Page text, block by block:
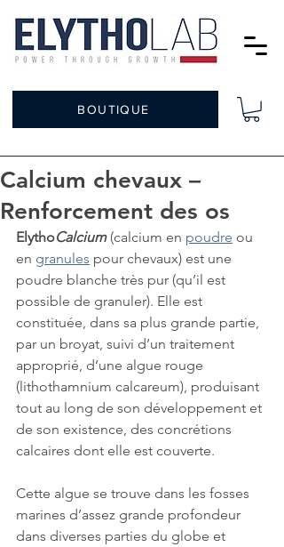
BOUTIQUE
Calcium chevaux –
Renforcement des os
ElythoCalcium (calcium en poudre ou
en granules pour chevaux) est une
poudre blanche très pur (qu’il est
possible de granuler). Elle est
constituée, dans sa plus grande partie,
par un broyat, suivi d’un traitement
approprié, d’une algue rouge
(lithothamnium calcareum), produisant
tout au long de son développement et
de son existence, des concrétions
calcaires dont elle est couverte.
Cette algue se trouve dans les fosses
marines d’assez grande profondeur
dans diverses parties du globe et